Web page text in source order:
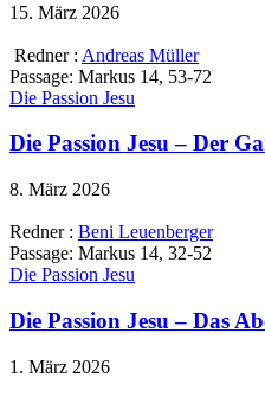
15. März 2026
Redner : Andreas Müller
Passage: Markus 14, 53-72
Die Passion Jesu
Die Passion Jesu – Der
8. März 2026
Redner : Beni Leuenberger
Passage: Markus 14, 32-52
Die Passion Jesu
Die Passion Jesu – Das
1. März 2026